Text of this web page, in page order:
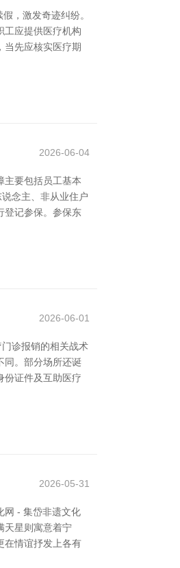
，激发奇迹纠纷。
工应提供医疗机构
当先应核实医疗期
2026-06-04
主要包括员工基本
念主、非从业住户
登记参保。参保东
2026-06-01
诊报销的相关战术
同。部分场所还诞
份证件及互助医疗
2026-05-31
网 - 集岱非遗文化
天星则寓意着宁
在情谊抒发上各有